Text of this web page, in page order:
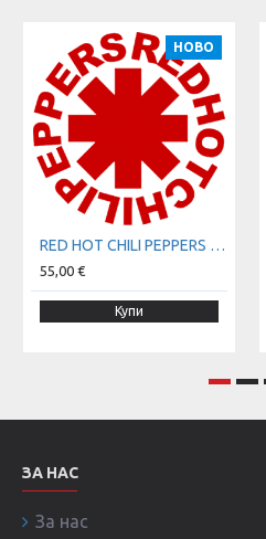
НОВО
RED HOT CHILI PEPPERS t-shirt
55,00 €
Купи
ЗА НАС
За нас